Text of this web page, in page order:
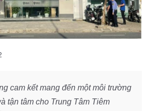
cam kết mang đến một môi trường
tận tâm cho Trung Tâm Tiêm